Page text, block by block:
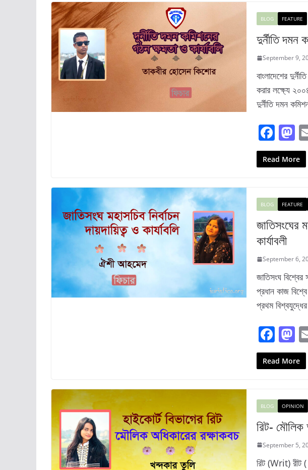
b
o
o
k
d
o
n
BLOG FEATURE
দুর্নীতি দমন
September 9,
বাংলাদেশের
করার লক্ষ্যে
দুর্নীতি দমন
F
a
c
b
o
o
k
a
st
d
o
n
Read More
BLOG FEATURE
জাতিসংঘের
কার্যাবলী
September 6,
জাতিসংঘ
প্রধান কাজ
প্রথম
F
a
c
b
o
o
k
a
st
d
o
n
Read More
BLOG OPINION
রিট- মৌলিক
September 5,
রিট (Writ) রীট